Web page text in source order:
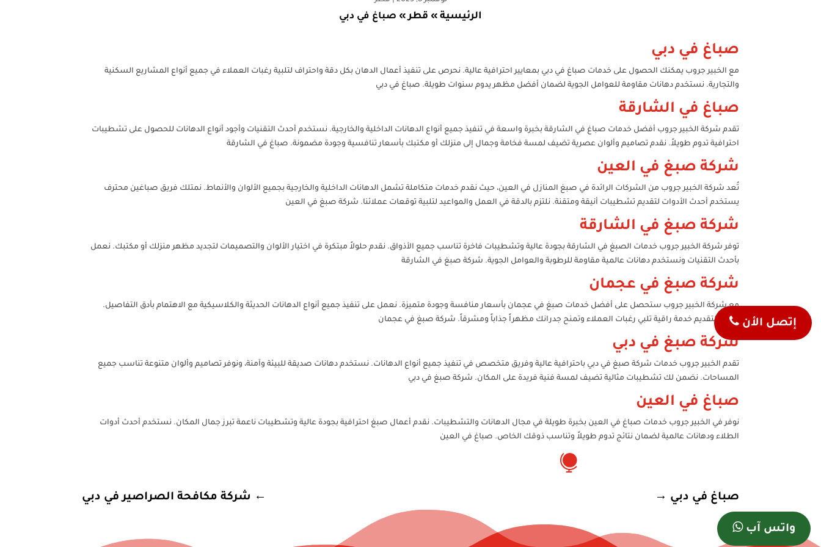
الرئيسية » قطر» صباغ في دبي
صباغ في دبي
مع الخبير جروب يمكنك الحصول على خدمات صباغ في دبي بمعايير احترافية عالية. نحرص على تنفيذ أعمال الدهان بكل دقة واحتراف لتلبية رغبات العملاء في جميع أنواع المشاريع السكنية
والتجارية. نستخدم دهانات مقاومة للعوامل الجوية لضمان أفضل مظهر يدوم سنوات طويلة. صباغ في دبي
صباغ في الشارقة
تقدم شركة الخبير جروب أفضل خدمات صباغ في الشارقة بخبرة واسعة في تنفيذ جميع أنواع الدهانات الداخلية والخارجية. نستخدم أحدث التقنيات وأجود أنواع الدهانات للحصول على تشطيبات
احترافية تدوم طويلاً. نقدم تصاميم وألوان عصرية تضيف لمسة فخامة وجمال إلى منزلك أو مكتبك بأسعار تنافسية وجودة مضمونة. صباغ في الشارقة
شركة صبغ في العين
تُعد شركة الخبير جروب من الشركات الرائدة في صبغ المنازل في العين، حيث نقدم خدمات متكاملة تشمل الدهانات الداخلية والخارجية بجميع الألوان والأنماط. نمتلك فريق صباغين محترف
يستخدم أحدث الأدوات لتقديم تشطيبات أنيقة ومتقنة. نلتزم بالدقة في العمل والمواعيد لتلبية توقعات عملائنا. شركة صبغ في العين
شركة صبغ في الشارقة
توفر شركة الخبير جروب خدمات الصبغ في الشارقة بجودة عالية وتشطيبات فاخرة تناسب جميع الأذواق. نقدم حلولاً مبتكرة في اختيار الألوان والتصميمات لتجديد مظهر منزلك أو مكتبك. نعمل
بأحدث التقنيات ونستخدم دهانات عالمية مقاومة للرطوبة والعوامل الجوية. شركة صبغ في الشارقة
شركة صبغ في عجمان
مع شركة الخبير جروب ستحصل على أفضل خدمات صبغ في عجمان بأسعار منافسة وجودة متميزة. نعمل على تنفيذ جميع أنواع الدهانات الحديثة والكلاسيكية مع الاهتمام بأدق التفاصيل.
نهدف لتقديم خدمة راقية تلبي رغبات العملاء وتمنح جدرانك مظهراً جذاباً ومشرقاً. شركة صبغ في عجمان
شركة صبغ في دبي
تقدم الخبير جروب خدمات شركة صبغ في دبي باحترافية عالية وفريق متخصص في تنفيذ جميع أنواع الدهانات. نستخدم دهانات صديقة للبيئة وآمنة، ونوفر تصاميم وألوان متنوعة تناسب جميع
المساحات. نضمن لك تشطيبات مثالية تضيف لمسة فنية فريدة على المكان. شركة صبغ في دبي
صباغ في العين
نوفر في الخبير جروب خدمات صباغ في العين بخبرة طويلة في مجال الدهانات والتشطيبات. نقدم أعمال صبغ احترافية بجودة عالية وتشطيبات ناعمة تبرز جمال المكان. نستخدم أحدث أدوات
الطلاء ودهانات عالمية لضمان نتائج تدوم طويلاً وتناسب ذوقك الخاص. صباغ في العين

← شركة مكافحة الصراصير في دبي صباغ في دبي →
إتصل الأن
واتس آب